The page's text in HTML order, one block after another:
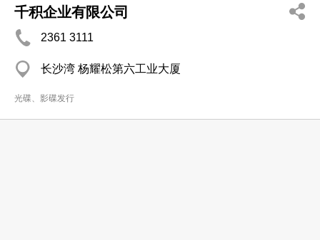
千积企业有限公司
2361 3111
长沙湾 杨耀松第六工业大厦
光碟、影碟发行